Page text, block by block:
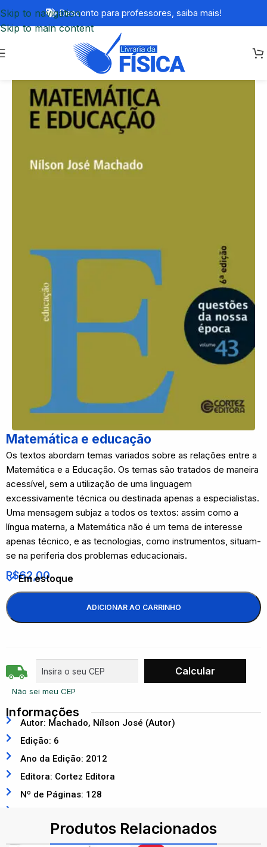
Skip to navigation
Skip to main content
Desconto para professores, saiba mais!
Matemática e educação
Os textos abordam temas variados sobre as relações entre a
Matemática e a Educação. Os temas são tratados de maneira
acessível, sem a utilização de uma linguagem
excessivamente técnica ou destinada apenas a especialistas.
Uma mensagem subjaz a todos os textos: assim como a
língua materna, a Matemática não é um tema de interesse
apenas técnico, e as tecnologias, como instrumentos, situam-
se na periferia dos problemas educacionais.
R$62,00
Em estoque
ADICIONAR AO CARRINHO
Não sei meu CEP
Informações
Autor: Machado, Nílson José (Autor)
Edição: 6
Ano da Edição: 2012
Editora: Cortez Editora
Nº de Páginas: 128
Produtos Relacionados